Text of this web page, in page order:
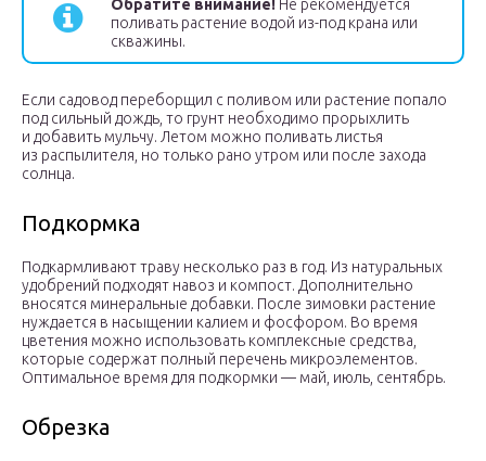
Обратите внимание! Не рекомендуется
поливать растение водой из-под крана или
скважины.
Если садовод переборщил с поливом или растение попало
под сильный дождь, то грунт необходимо прорыхлить
и добавить мульчу. Летом можно поливать листья
из распылителя, но только рано утром или после захода
солнца.
Подкормка
Подкармливают траву несколько раз в год. Из натуральных
удобрений подходят навоз и компост. Дополнительно
вносятся минеральные добавки. После зимовки растение
нуждается в насыщении калием и фосфором. Во время
цветения можно использовать комплексные средства,
которые содержат полный перечень микроэлементов.
Оптимальное время для подкормки — май, июль, сентябрь.
Обрезка